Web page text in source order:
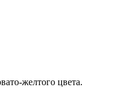
желтого цвета.